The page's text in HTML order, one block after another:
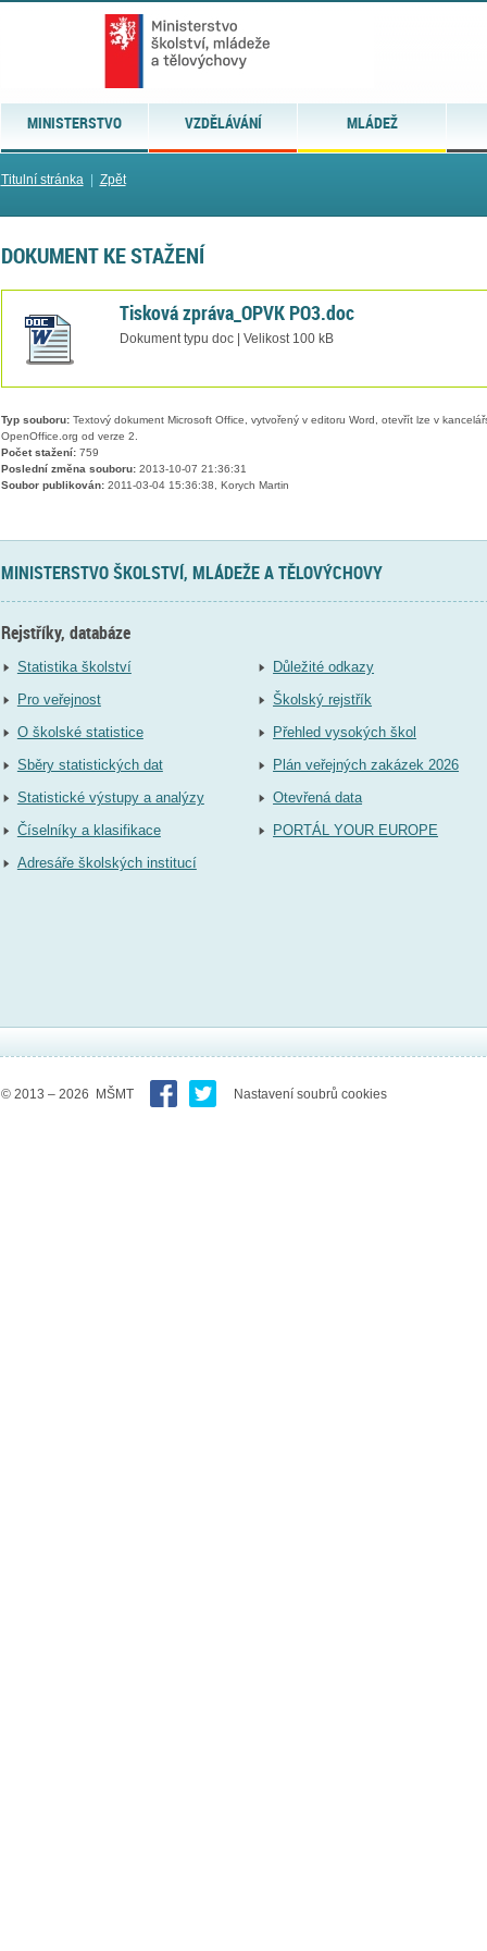
MINISTERSTVO VZDĚLÁVÁNÍ MLÁDEŽ
Titulní stránka| Zpět
DOKUMENT KE STAŽENÍ
Tisková zpráva_OPVK PO3.doc
Dokument typu doc | Velikost 100 kB
Typ souboru:Textový dokument Microsoft Office, vytvořený v editoru Word, otevřít lze v
OpenOffice.org od verze 2.
Počet stažení:759
Poslední změna souboru:2013-10-07 21:36:31
Soubor publikován:2011-03-04 15:36:38, Korych Martin
MINISTERSTVO ŠKOLSTVÍ, MLÁDEŽE A TĚLOVÝCHOVY
Rejstříky, databáze
Statistika školství
Pro veřejnost
O školské statistice
Sběry statistických dat
Statistické výstupy a analýzy
Číselníky a klasifikace
Adresáře školských institucí
Důležité odkazy
Školský rejstřík
Přehled vysokých škol
Plán veřejných zakázek 2026
Otevřená data
PORTÁL YOUR EUROPE
© 2013 – 2026 MŠMT Nastavení soubrů cookies